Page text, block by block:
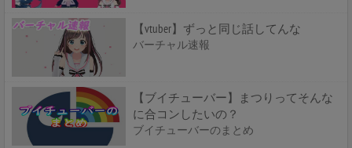
【vtuber】ずっと同じ話してんな
バーチャル速報
【ブイチューバー】まつりってそんな
に合コンしたいの？
ブイチューバーのまとめ